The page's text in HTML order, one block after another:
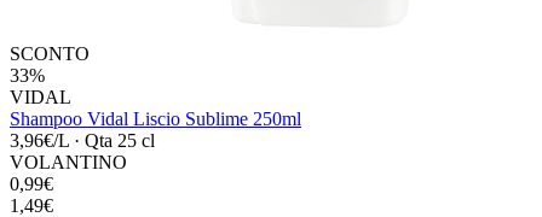
SCONTO
33%
VIDAL
Shampoo Vidal Liscio Sublime 250ml
3,96€/L · Qta 25 cl
VOLANTINO
0,99€
1,49€